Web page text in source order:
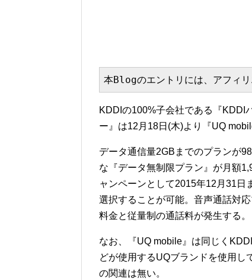
本Blogのエントリには、アフィリ
KDDIの100%子会社である『KDDI
ー』は12月18日(木)より『UQ
データ通信量2GBまでのプランが
な『データ無制限プラン』が月額
ャンペーンとして2015年12月31日
選択することが可能。音声通話対
料金と従量制の通話料が発生する。
なお、『UQ mobile』は同じく
どが使用するUQブランドを使用し
の関連は無い。